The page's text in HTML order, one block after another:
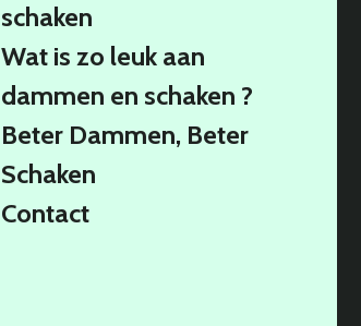
schaken
Wat is zo leuk aan
dammen en schaken ?
Beter Dammen, Beter
Schaken
Contact